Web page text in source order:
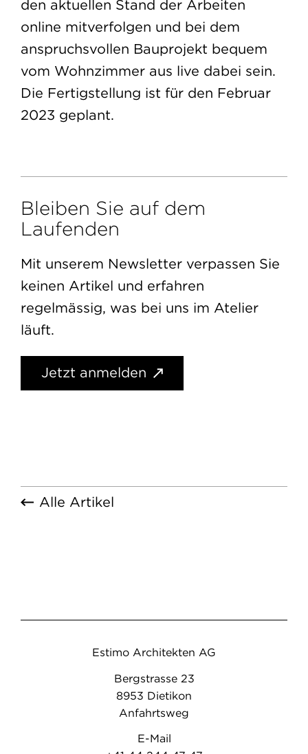
den aktuellen Stand der Arbeiten
online mitverfolgen und bei dem
anspruchsvollen Bauprojekt bequem
vom Wohnzimmer aus live dabei sein.
Die Fertigstellung ist für den Februar
2023 geplant.
Bleiben Sie auf dem
Laufenden
Mit unserem Newsletter verpassen Sie
keinen Artikel und erfahren
regelmässig, was bei uns im Atelier
läuft.
Jetzt anmelden
Alle Artikel
Estimo Architekten AG
Bergstrasse 23
8953 Dietikon
Anfahrtsweg
E-Mail